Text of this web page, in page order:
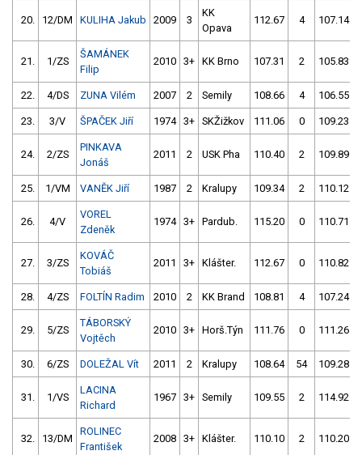
20. 12/DM KULIHA Jakub 2009 3
KK
Opava
112.67 4 107.14
21. 1/ZS
ŠAMÁNEK
Filip
2010 3+ KK Brno 107.31 2 105.83
22. 4/DS ZUNA Vilém 2007 2 Semily 108.66 4 106.55
23. 3/V ŠPAČEK Jiří 1974 3+ SKŽižkov 111.06 0 109.23
24. 2/ZS
PINKAVA
Jonáš
2011 2 USK Pha 110.40 2 109.89
25. 1/VM VANĚK Jiří 1987 2 Kralupy 109.34 2 110.12
26. 4/V
VOREL
Zdeněk
1974 3+ Pardub. 115.20 0 110.71
27. 3/ZS
KOVÁČ
Tobiáš
2011 3+ Klášter. 112.67 0 110.82
28. 4/ZS FOLTÍN Radim 2010 2 KK Brand 108.81 4 107.24
29. 5/ZS
TÁBORSKÝ
Vojtěch
2010 3+ Horš.Týn 111.76 0 111.26
30. 6/ZS DOLEŽAL Vít 2011 2 Kralupy 108.64 54 109.28
31. 1/VS
LACINA
Richard
1967 3+ Semily 109.55 2 114.92
32. 13/DM
ROLINEC
František
2008 3+ Klášter. 110.10 2 110.20